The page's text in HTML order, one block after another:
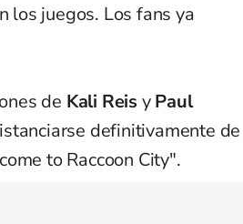
los juegos. Los fans ya
de Kali Reis yPaul
definitivamente de
to Raccoon City".